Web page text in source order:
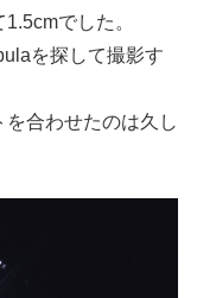
でした。
を探して撮影す
合わせたのは久し